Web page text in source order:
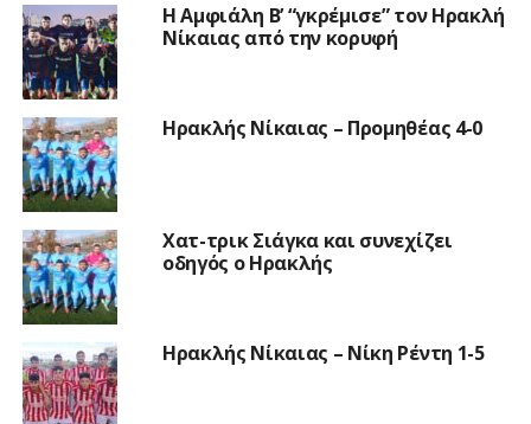
Η Αμφιάλη Β’ “γκρέμισε” τον Ηρακλή
Νίκαιας από την κορυφή
Ηρακλής Νίκαιας – Προμηθέας 4-0
Χατ-τρικ Σιάγκα και συνεχίζει
οδηγός ο Ηρακλής
Ηρακλής Νίκαιας – Νίκη Ρέντη 1-5